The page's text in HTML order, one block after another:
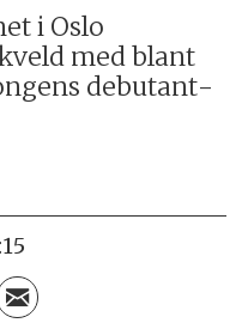
i Oslo
med blant
debutant­